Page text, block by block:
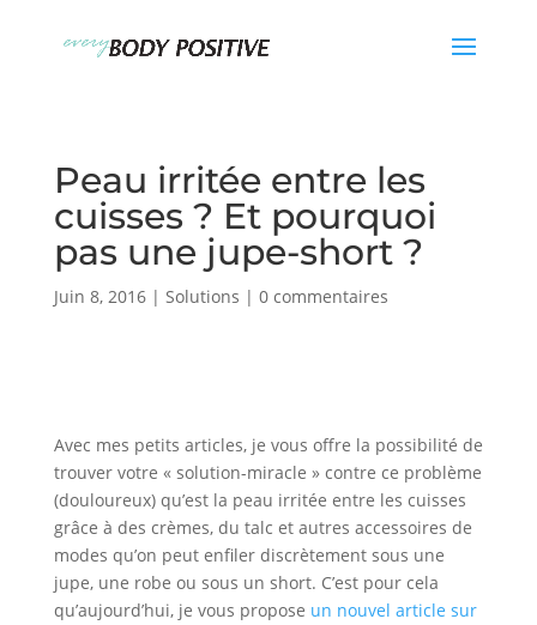
Peau irritée entre les
cuisses ? Et pourquoi
pas une jupe-short ?
Juin 8, 2016| Solutions | 0 commentaires
Avec mes petits articles, je vous offre la possibilité de
trouver votre « solution-miracle » contre ce problème
(douloureux) qu’est la peau irritée entre les cuisses
grâce à des crèmes, du talc et autres accessoires de
modes qu’on peut enfiler discrètement sous une
jupe, une robe ou sous un short. C’est pour cela
qu’aujourd’hui, je vous propose un nouvel article sur